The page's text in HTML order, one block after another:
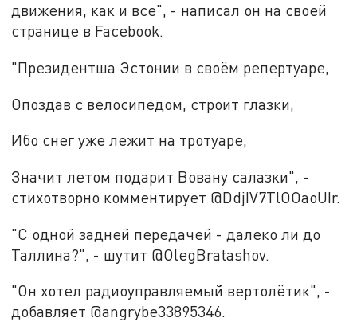
движения, как и все", - написал он на своей
странице в Facebook.
"Президентша Эстонии в своём репертуаре,
Опоздав с велосипедом, строит глазки,
Ибо снег уже лежит на тротуаре,
Значит летом подарит Вовану салазки", -
стихотворно комментирует @DdjIV7TlOOaoUIr.
"С одной задней передачей - далеко ли до
Таллина?", - шутит @OlegBratashov.
"Он хотел радиоуправляемый вертолётик", -
добавляет @angrybe33895346.